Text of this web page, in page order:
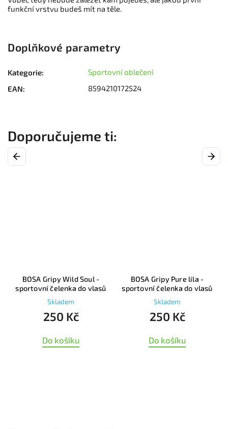
funkční vrstvu budeš mít na těle.
Doplňkové parametry
Kategorie:
Sportovní oblečení
EAN: 8594210172524
Previous
vlasů
BOSA Gripy Pure lila -
sportovní čelenka do vlasů
Skladem
250 Kč
Do košíku
BOSA Chilly Clover
sportovní čelenka
Skladem
350 Kč
Do košíku
Next